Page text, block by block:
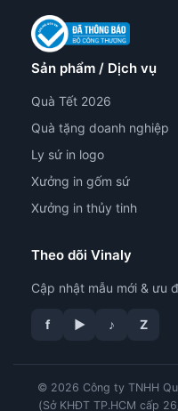
Sản phẩm / Dịch vụ
Quà Tết 2026
Quà tặng doanh nghiệp
Ly sứ in logo
Xưởng in gốm sứ
Xưởng in thủy tinh
Theo dõi Vinaly
Cập nhật mẫu mới & ưu
f ▶ ♪ Z
© 2026 Công ty TNHH
(Sở KHĐT TP.HCM cấp